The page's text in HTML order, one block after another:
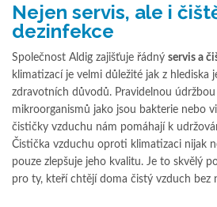
Nejen servis, ale i
dezinfekce
Společnost Aldig zajišťuje řádný servis a
klimatizací je velmi důležité jak z hlediska
zdravotních důvodů. Pravidelnou
mikroorganismů jako jsou bakterie nebo
čističky vzduchu nám pomáhají k
Čistička vzduchu oproti klimatizaci nijak
pouze zlepšuje jeho kvalitu. Je to skvělý
pro ty, kteří chtějí doma čistý vzduch bez